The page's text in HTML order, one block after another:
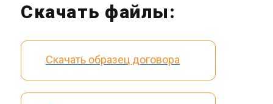
Скачать файлы:
Скачать образец договора